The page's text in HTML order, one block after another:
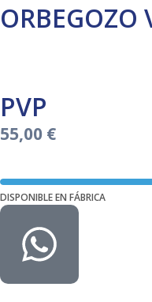
PVP
55,00 €
DISPONIBLE EN FÁBRICA